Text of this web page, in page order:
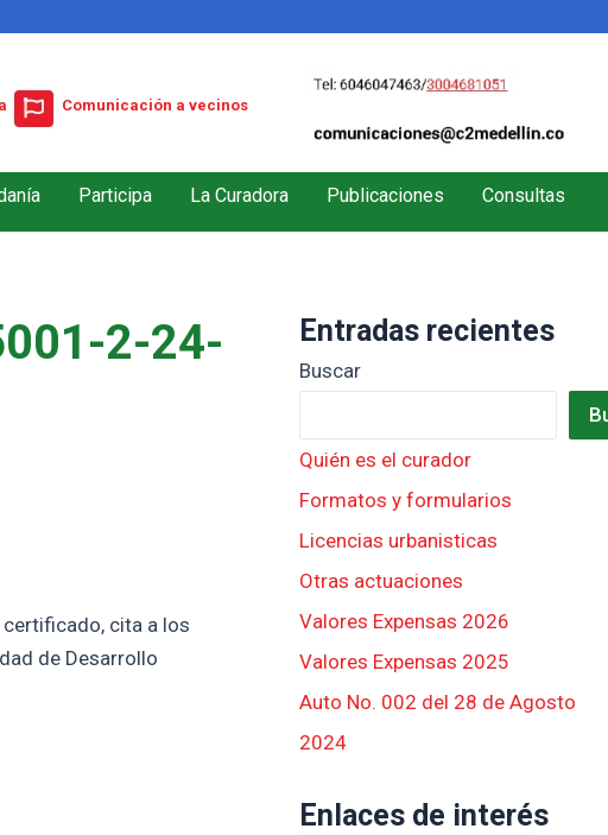
Comunicación a vecinos
Participa La Curadora Publicaciones Consultas
2-24-
certificado, cita a los
de Desarrollo
Entradas recientes
Buscar
Quién es el curador
Formatos y formularios
Licencias urbanisticas
Otras actuaciones
Valores Expensas 2026
Valores Expensas 2025
Auto No. 002 del 28 de Agosto
2024
Enlaces de interés